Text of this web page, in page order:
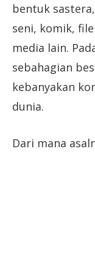
bentuk
seni, komik,
media lain.
sebahagian
kebanyakan
dunia.
Dari mana